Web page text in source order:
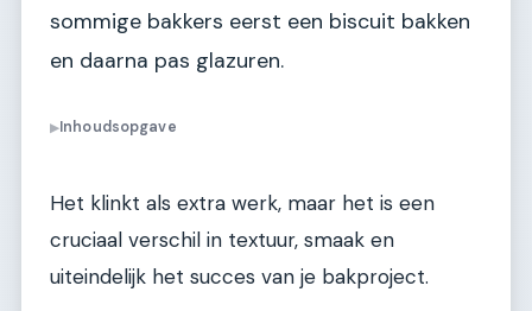
sommige bakkers eerst een biscuit bakken
en daarna pas glazuren.
▶Inhoudsopgave
Het klinkt als extra werk, maar het is een
cruciaal verschil in textuur, smaak en
uiteindelijk het succes van je bakproject.